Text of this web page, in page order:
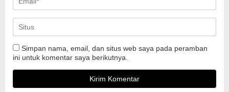
Simpan nama, email, dan situs web saya pada peramban
ini untuk komentar saya berikutnya.